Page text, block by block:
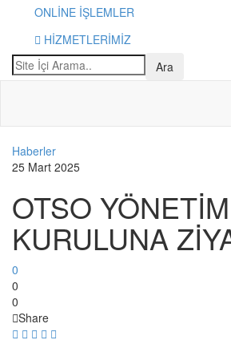
ONLİNE İŞLEMLER
HİZMETLERİMİZ
Haberler
25 Mart 2025
OTSO YÖNETİM
KURULUNA
0
0
0
Share